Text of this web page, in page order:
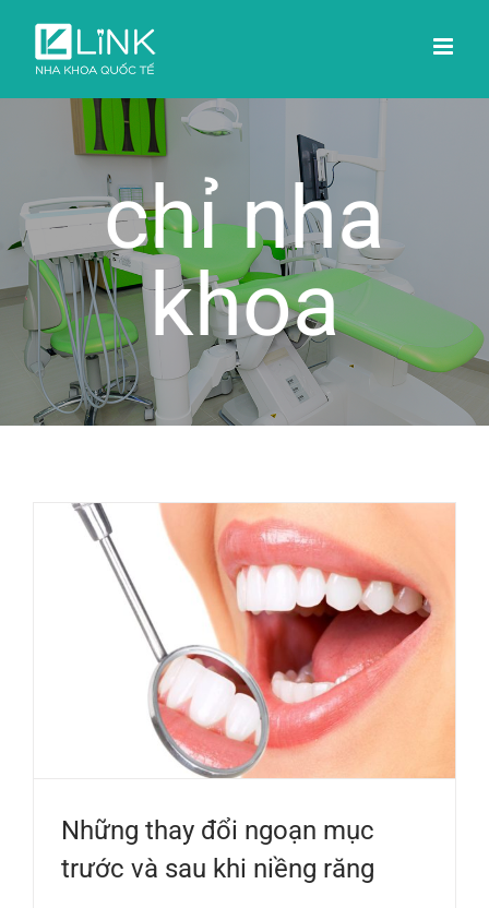
content
chỉ nha
khoa
Những thay đổi ngoạn mục
trước và sau khi niềng răng